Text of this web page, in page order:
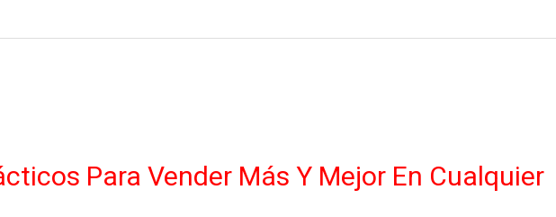
Para Vender Más Y Mejor En Cualquier